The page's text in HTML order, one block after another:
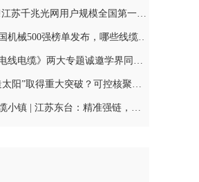
每日热闻!江苏千兆光网用户规模全国第一，光纤龙头亨通光电迎来新增长点
2022年中国机械500强榜单发布，哪些线缆企业入围了？:焦点信息
2023年《电线电缆》两大专题诚邀学界同仁投稿-今日热文
美国“人造太阳”取得重大突破？可控核聚变商业化另有他路，超导技术或为关键一环 全球今头条
发力的电缆小镇 | 江苏东台：精准强链，创新集聚，构建线缆产业新生态|快消息